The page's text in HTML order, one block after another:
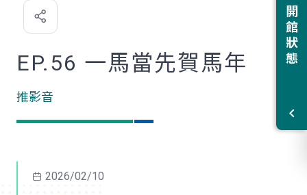
開館狀態
喜
歡
EP.56 一馬當先賀馬年
推影音
2026/02/10